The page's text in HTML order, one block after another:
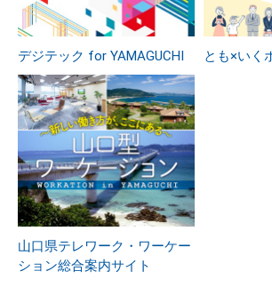
デジテック for YAMAGUCHI とも×いく
山口県テレワーク・ワーケー
ション総合案内サイト